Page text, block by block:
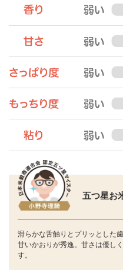
五つ星お
滑らかな舌触りとプリッとした
甘いかおりが秀逸。甘さは優し
す。